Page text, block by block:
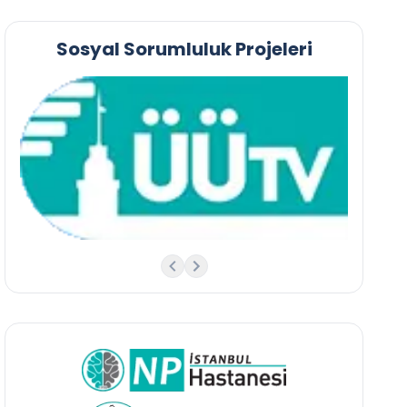
Sosyal Sorumluluk Projeleri